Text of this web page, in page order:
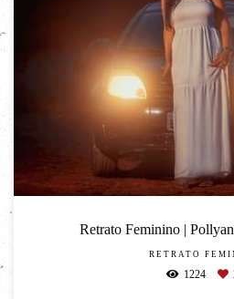
Retrato Feminino |
RETRATO
1224